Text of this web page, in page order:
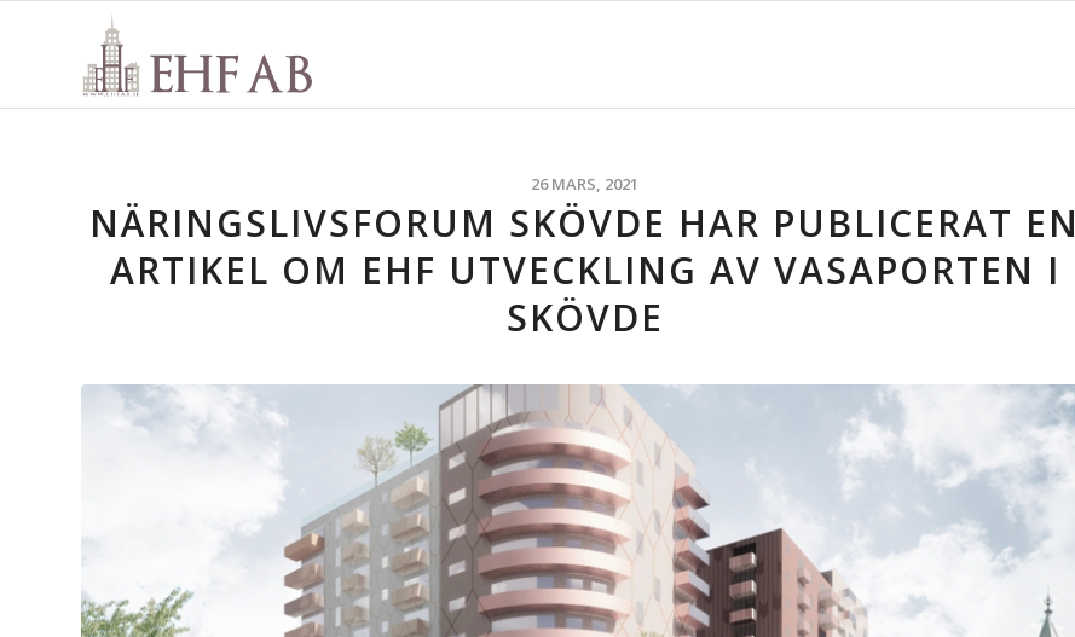
26 MARS, 2021
NÄRINGSLIVSFORUM SKÖVDE HAR PUBLICERAT EN
ARTIKEL OM EHF UTVECKLING AV VASAPORTEN I
SKÖVDE